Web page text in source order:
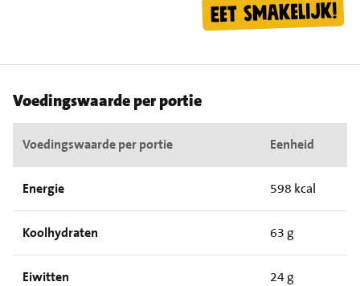
Voedingswaarde per portie
Voedingswaarde per portie Eenheid
Energie 598 kcal
Koolhydraten 63 g
Eiwitten 24 g